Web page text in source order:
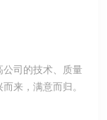
司的技术、质量
来，满意而归。